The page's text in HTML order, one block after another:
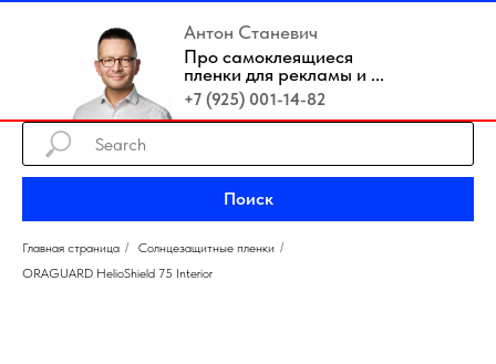
Антон Станевич
Про самоклеящиеся
пленки для рекламы и ...
+7 (925) 001-14-82
Поиск
Главная страница / Солнцезащитные пленки /
ORAGUARD HelioShield 75 Interior